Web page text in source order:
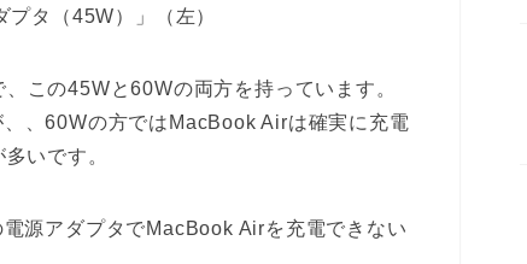
タ（45W）」（左）
この45Wと60Wの両方を持っています。
、60Wの方ではMacBook Airは確実に充電
いです。
源アダプタでMacBook Airを充電できない